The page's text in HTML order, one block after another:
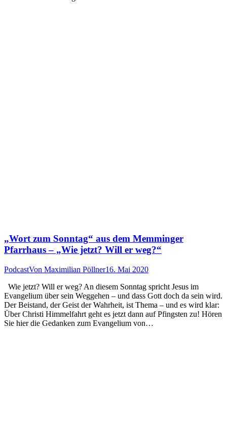
„Wort zum Sonntag“ aus dem Memminger
Pfarrhaus – „Wie jetzt? Will er weg?“
PodcastVon Maximilian Pöllner16. Mai 2020
Wie jetzt? Will er weg? An diesem Sonntag spricht Jesus im
Evangelium über sein Weggehen – und dass Gott doch da sein wird.
Der Beistand, der Geist der Wahrheit, ist Thema – und es wird klar:
Über Christi Himmelfahrt geht es jetzt dann auf Pfingsten zu! Hören
Sie hier die Gedanken zum Evangelium von…